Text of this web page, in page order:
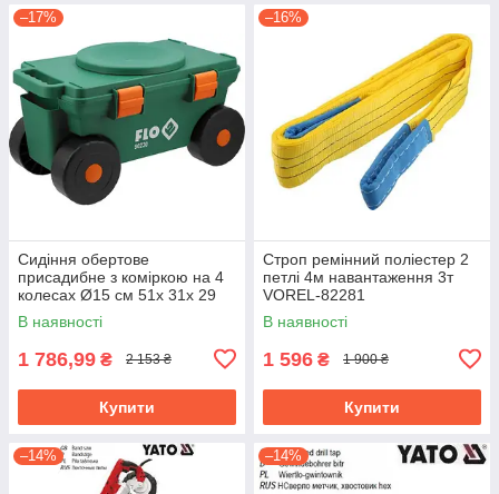
–17%
Сидіння обертове
присадибне з коміркою на 4
колесах Ø15 см 51х 31х 29
см, для навантаж.- 80 кгFLO-
90230
В наявності
1 786,99 ₴ 2 153 ₴
Купити
–16%
Строп ремінний поліестер 2
петлі 4м навантаження 3т
VOREL-82281
В наявності
1 596 ₴ 1 900 ₴
Купити
–14% –14%